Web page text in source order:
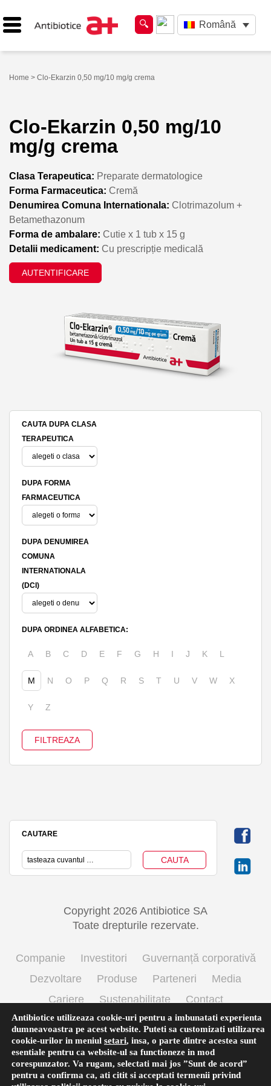
Română
Home > Clo-Ekarzin 0,50 mg/10 mg/g crema
Clo-Ekarzin 0,50 mg/10
mg/g crema
Clasa Terapeutica: Preparate dermatologice
Forma Farmaceutica: Cremă
Denumirea Comuna Internationala: Clotrimazolum +
Betamethazonum
Forma de ambalare: Cutie x 1 tub x 15 g
Detalii medicament: Cu prescripție medicală
AUTENTIFICARE
CAUTA DUPA CLASA
TERAPEUTICA
DUPA FORMA
FARMACEUTICA
DUPA DENUMIREA
COMUNA
INTERNATIONALA
(DCI)
DUPA ORDINEA ALFABETICA:
A B C D E F G H I J K L
M N O P Q R S T U V W X
Y Z
CAUTARE
Copyright 2026 Antibiotice SA
Toate drepturile rezervate.
Companie Investitori
Guvernanță corporativă
Dezvoltare
Produse Parteneri
Media
Cariere
Sustenabilitate
Contact
Termeni si conditii de utilizare
Politica cookie
Prelucrarea datelor cu caracter personal
Antibiotice utilizeaza cookie-uri pentru a imbunatati experienta
dumneavoastra pe acest website. Puteti sa customizati utilizarea
cookie-urilor in meniul setari, insa, o parte dintre acestea sunt
esentiale pentru ca website-ul sa functioneze in mod
corespunzator. Va rugam, selectati mai jos ”Sunt de acord”
pentru a confirma ca, ati citit si acceptati termenii privind